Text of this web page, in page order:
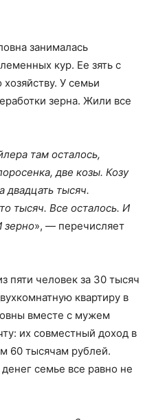
занималась
кур. Ее зять с
У семьи
зерна. Жили все
там осталось,
две козы. Козу
двадцать тысяч.
тысяч. Все осталось. И
зерно», — перечисляет
пяти человек за 30 тысяч
квартиру в
вместе с мужем
их совместный доход в
60 тысячам рублей.
семье все равно не